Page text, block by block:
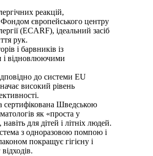
реакцій,
Фондом європейського центру
(ECARF), ідеальний засіб
рук.
і барвників із
відновлюючими
до системи EU
високий рівень
сертифікована Шведською
як «проста у
для дітей і літніх людей.
з одноразовою помпою і
покращує гігієну і